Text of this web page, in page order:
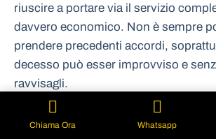
riuscire a portare via il servizio
davvero economico. Non è sempre
prendere precedenti accordi,
decesso può esser improvviso e
ravvisagli.
In questo caso, l’agenzia è sempre
Chiama Ora Whatsapp